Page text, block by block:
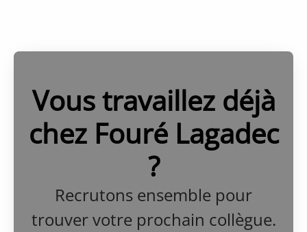
Vous travaillez déjà
chez Fouré Lagadec
?
Recrutons ensemble pour
trouver votre prochain collègue.